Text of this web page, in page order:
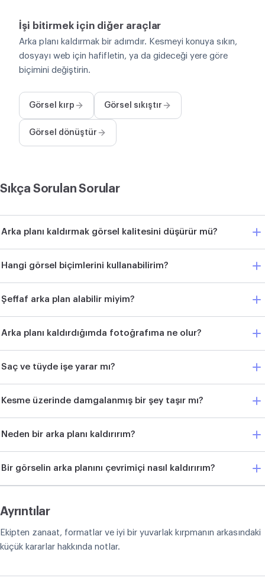
İşi bitirmek için diğer araçlar
Arka planı kaldırmak bir adımdır. Kesmeyi konuya sıkın,
dosyayı web için hafifletin, ya da gideceği yere göre
biçimini değiştirin.
Görsel kırp Görsel sıkıştır
Görsel dönüştür
Sıkça Sorulan Sorular
Arka planı kaldırmak görsel kalitesini düşürür mü?
Hangi görsel biçimlerini kullanabilirim?
Şeffaf arka plan alabilir miyim?
Arka planı kaldırdığımda fotoğrafıma ne olur?
Saç ve tüyde işe yarar mı?
Kesme üzerinde damgalanmış bir şey taşır mı?
Neden bir arka planı kaldırırım?
Bir görselin arka planını çevrimiçi nasıl kaldırırım?
Ayrıntılar
Ekipten zanaat, formatlar ve iyi bir yuvarlak kırpmanın arkasındaki
küçük kararlar hakkında notlar.